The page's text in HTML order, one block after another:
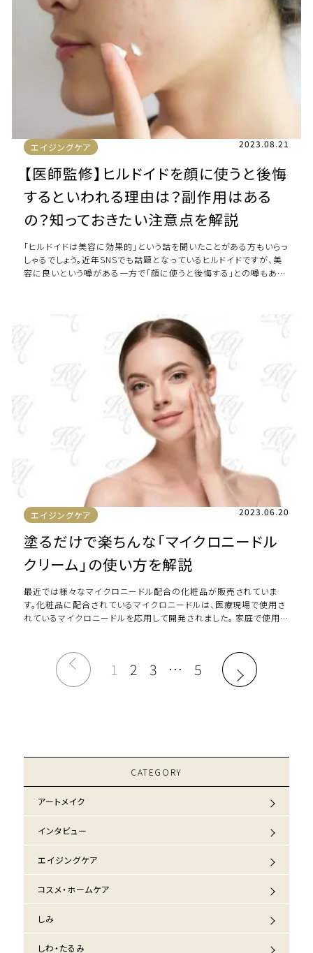
エイジングケア 2023.08.21
【医師監修】ヒルドイドを顔に使うと後悔
するといわれる理由は？副作用はある
の？知っておきたい注意点を解説
「ヒルドイドは美容に効果的」という話を聞いたことがある方もいらっ
しゃるでしょう。近年SNSでも話題となっているヒルドイドですが、美
容に良いという噂がある一方で「顔に使うと後悔する」との噂もあり
エイジングケア 2023.06.20
塗るだけで楽ちんな「マイクロニードル
クリーム」の使い方を解説
最近では様々なマイクロニードル配合の化粧品が販売されていま
す。化粧品に配合されているマイクロニードルは、医療現場で使用さ
れているマイクロニードルを応用して開発されました。 家庭で使用で
1 2 3 … 5
CATEGORY
アートメイク
インタビュー
エイジングケア
コスメ・ホームケア
しみ
しわ・たるみ